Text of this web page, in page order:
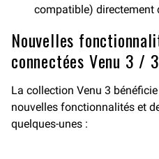
compatible) directement
Nouvelles
connectées Venu 3 /
La collection Venu 3
nouvelles fonctionnalités et
quelques-unes :